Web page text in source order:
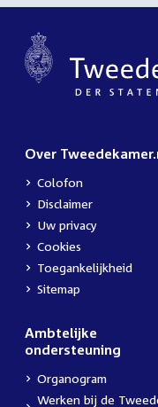
Over
Colofon
Disclaimer
Uw privacy
Cookies
Toegankelijkheid
Sitemap
Ambtelijke
ondersteuning
Organogram
External
Werken bij de